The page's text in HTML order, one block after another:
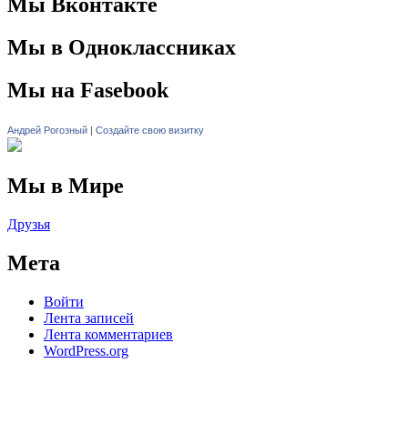
Мы в Одноклассниках
Мы на Fasebook
Андрей Рогозный | Создайте свою визитку
Мы в Мире
Друзья
Мета
Войти
Лента записей
Лента комментариев
WordPress.org